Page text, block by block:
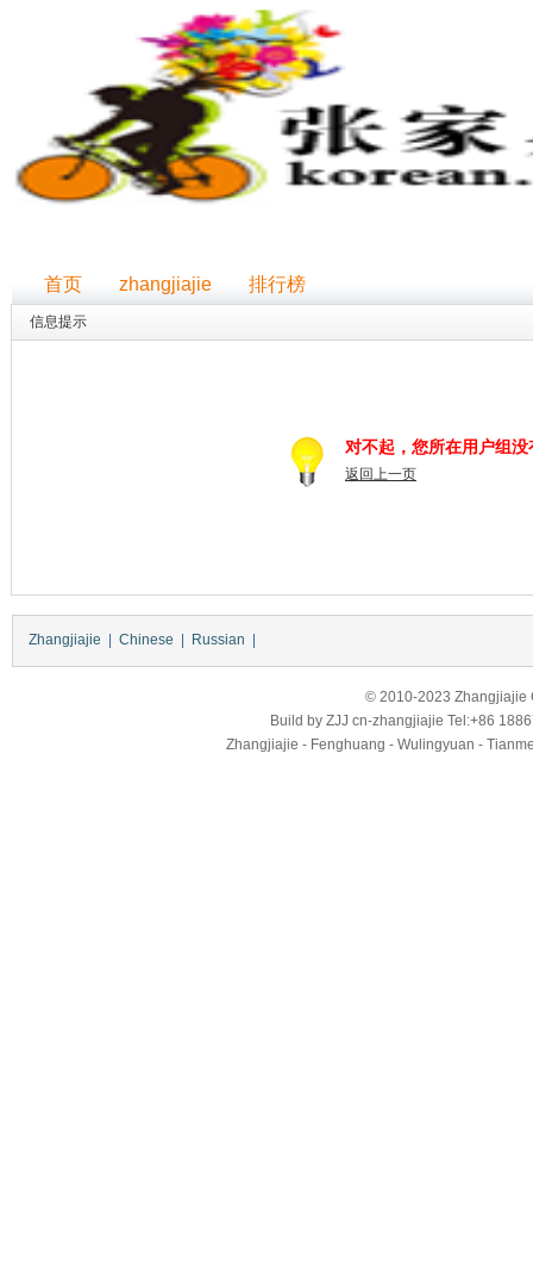
首页 zhangjiajie 排行榜
信息提示
对不起，您所在用户组
返回上一页
Zhangjiajie Chinese Russian
© 2010-2023 Zhangjiajie
Build by ZJJ cn-zhangjiajie Tel:+86
Zhangjiajie - Fenghuang - Wulingyuan -